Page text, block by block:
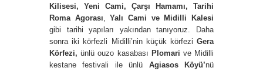
Kilisesi, Yeni Cami, Çarşı Hamamı, Tarihi
Roma Agorası ,Yalı Cami ve Midilli Kalesi
gibi tarihi yapıları yakından tanıyoruz. Daha
sonra iki körfezli Midilli’nin küçük körfezi Gera
Körfezi,ünlü ouzo kasabası Plomari ve Midilli
kestane festivali ile ünlü Agiasos Köyü’nü